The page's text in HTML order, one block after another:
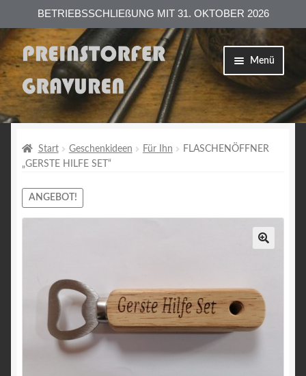
BETRIEBSSCHLIEßUNG MIT 31. OKTOBER 2026
Zur
Navigation
springen
Zum
Inhalt
springen
Menü
Versand
AGB
Impressum
Start Geschenkideen Für Ihn
FLASCHENÖFFNER
„GERSTE HILFE SET“
ANGEBOT!